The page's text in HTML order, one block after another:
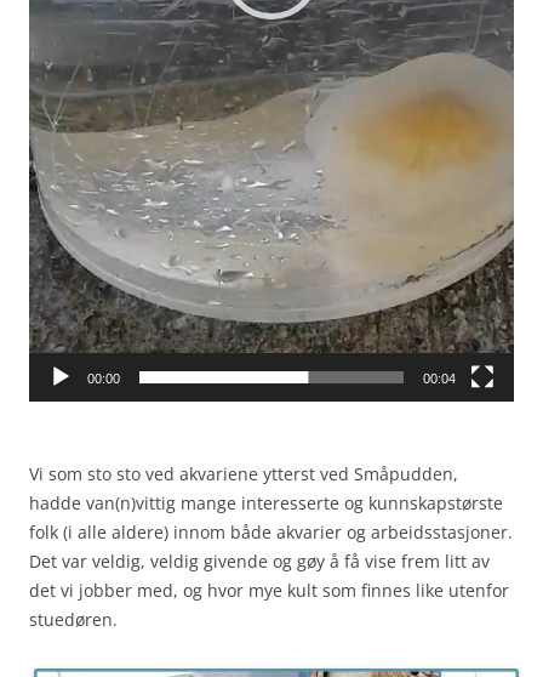
00:00 00:04
Vi som sto sto ved akvariene ytterst ved Småpudden,
hadde van(n)vittig mange interesserte og kunnskapstørste
folk (i alle aldere) innom både akvarier og arbeidsstasjoner.
Det var veldig, veldig givende og gøy å få vise frem litt av
det vi jobber med, og hvor mye kult som finnes like utenfor
stuedøren.